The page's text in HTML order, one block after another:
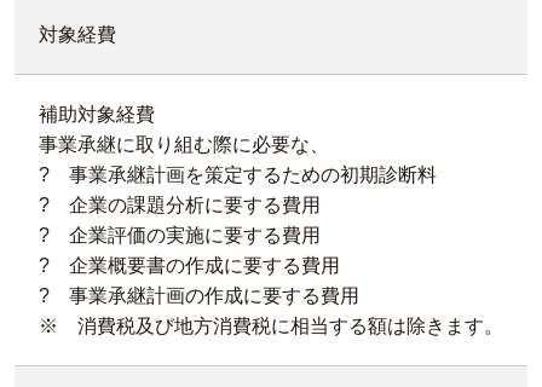
対象経費
補助対象経費
事業承継に取り組む際に必要な、
? 事業承継計画を策定するための初期診断料
? 企業の課題分析に要する費用
? 企業評価の実施に要する費用
? 企業概要書の作成に要する費用
? 事業承継計画の作成に要する費用
※ 消費税及び地方消費税に相当する額は除きます。